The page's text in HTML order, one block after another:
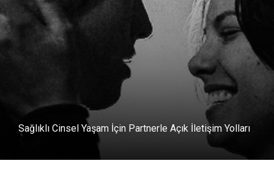
Sağlıklı Cinsel Yaşam İçin Partnerle Açık İletişim Yolları